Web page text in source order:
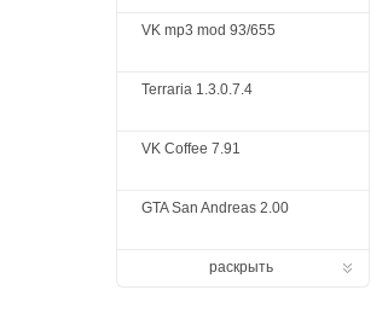
VK mp3 mod 93/655
Terraria 1.3.0.7.4
VK Coffee 7.91
GTA San Andreas 2.00
раскрыть